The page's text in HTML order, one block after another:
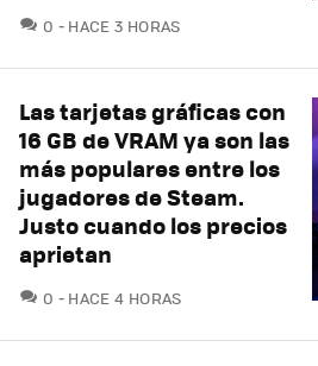
0 COMENTARIOS
HACE 3 HORAS
Las tarjetas gráficas con
16 GB de VRAM ya son las
más populares entre los
jugadores de Steam.
Justo cuando los precios
aprietan
0 COMENTARIOS
HACE 4 HORAS